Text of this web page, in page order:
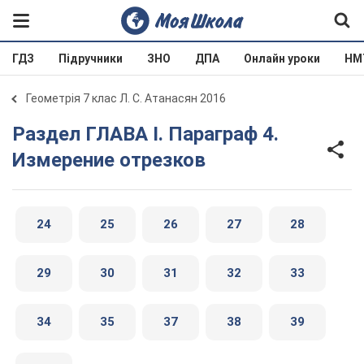
ГДЗ Підручники ЗНО ДПА Онлайн уроки
Геометрія 7 клас Л. С. Атанасян 2016
Раздел ГЛАВА I. Параграф 4.
Измерение отрезков
24 25 26 27 28
29 30 31 32 33
34 35 37 38 39